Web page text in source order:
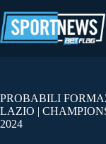
al
contenuto
PROBABILI
LAZIO |
2024